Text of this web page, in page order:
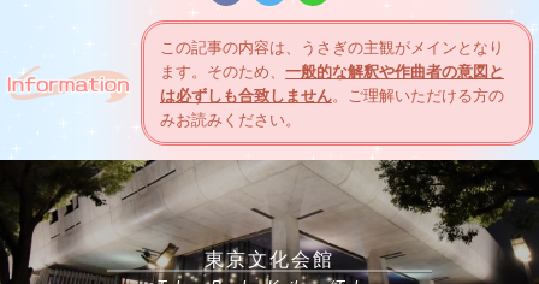
この記事の内容は、うさぎの主観がメインとなり
ます。そのため、 一般的な解釈や作曲者の意図と
は必ずしも合致しません。ご理解いただける方の
みお読みください。
東京文化会館